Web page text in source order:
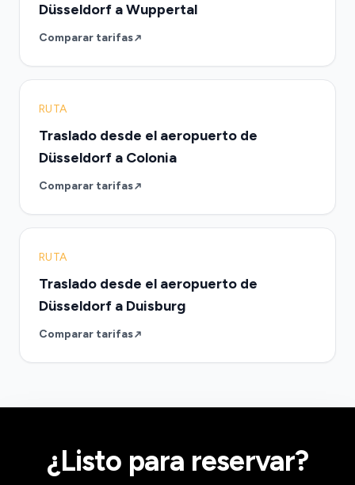
Düsseldorf a Wuppertal
Comparar tarifas
RUTA
Traslado desde el aeropuerto de
Düsseldorf a Colonia
Comparar tarifas
RUTA
Traslado desde el aeropuerto de
Düsseldorf a Duisburg
Comparar tarifas
¿Listo para reservar?